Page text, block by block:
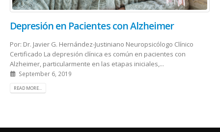
Depresión en Pacientes con Alzheimer
Por: Dr. Javier G. Hernández-Justiniano Neuropsicólogo Clínico
Certificado La depresión clínica es común en pacientes con
Alzheimer, particularmente en las etapas iniciales,...
September 6, 2019
READ MORE...